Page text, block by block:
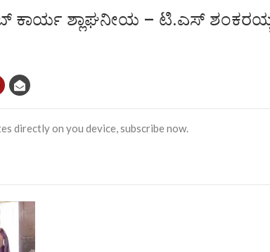
ಕಾರ್ಯ ಶ್ಲಾಘನೀಯ – ಟಿ.ಎಸ್
directly on you device, subscribe now.